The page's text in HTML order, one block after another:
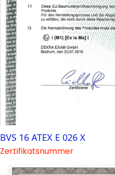
BVS 16 ATEX E 026 X
Zertifikatsnummer